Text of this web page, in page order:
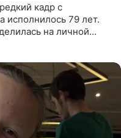
кадр с
исполнилось 79 лет.
на личной